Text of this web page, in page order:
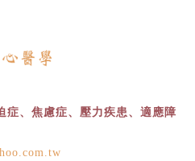
、焦慮症、壓力疾患、適應障